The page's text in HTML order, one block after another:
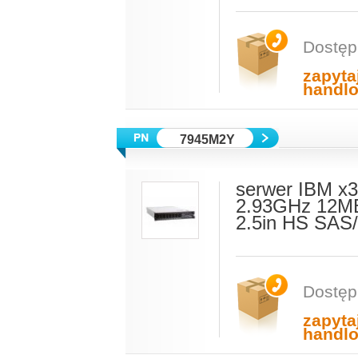
7945M2Y
serwer IBM
2.93GHz
2.5in HS